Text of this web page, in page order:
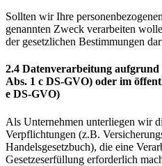
Sollten wir Ihre
genannten Zweck verarbeiten
der gesetzlichen Bestimmungen
2.4 Datenverarbeitung
Abs. 1 c DS-GVO) oder im
e DS-GVO)
Als Unternehmen unterliegen wir
Verpflichtungen (z.B.
Handelsgesetzbuch), die eine
Gesetzeserfüllung erforderlich